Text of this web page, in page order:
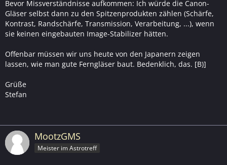
Bevor Missverständnisse aufkommen: Ich würde die Canon-
Gläser selbst dann zu den Spitzenprodukten zählen (Schärfe,
Kontrast, Randschärfe, Transmission, Verarbeitung, ...), wenn
sie keinen eingebauten Image-Stabilizer hätten.
Offenbar müssen wir uns heute von den Japanern zeigen
lassen, wie man gute Ferngläser baut. Bedenklich, das. [B)]
Grüße
Stefan
MootzGMS
Meister im Astrotreff